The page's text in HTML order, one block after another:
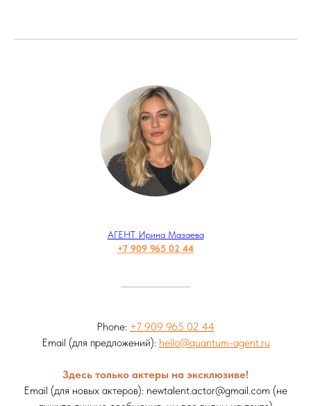
АГЕНТ Ирина Мазаева
+7 909 965 02 44
Phone: +7 909 965 02 44
Email (для предложений): hello@quantum-agent.ru
Здесь только актеры на эксклюзиве!
Email (для новых актеров): newtalent.actor@gmail.com (не